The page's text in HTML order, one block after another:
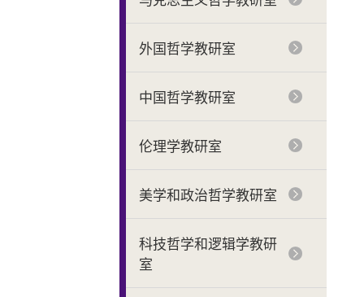
外国哲学教研室
中国哲学教研室
伦理学教研室
美学和政治哲学教研室
科技哲学和逻辑学教研
室